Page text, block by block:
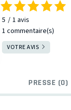
5 1 avis
1 commentaire(s)
VOTRE AVIS
PRESSE (0)